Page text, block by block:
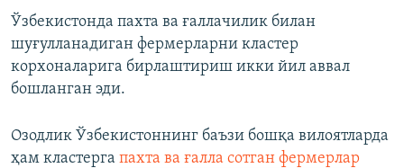
Ўзбекистонда пахта ва ғаллачилик билан
шуғулланадиган фермерларни кластер
корхоналарига бирлаштириш икки йил аввал
бошланган эди.
Озодлик Ўзбекистоннинг баъзи бошқа вилоятларда
ҳам кластерга пахта ва ғалла сотган фермерлар